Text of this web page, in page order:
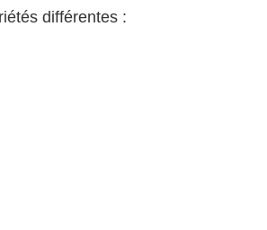
différentes :